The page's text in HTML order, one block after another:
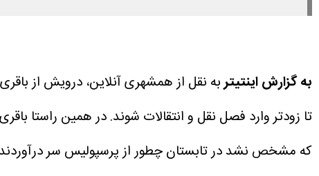
به گزارش اینتیتربه نقل از همشهری آنلاین، درویش از
تا زودتر وارد فصل نقل و انتقالات شوند. در همین راستا
که مشخص نشد در تابستان چطور از پرسپولیس سر درآوردند